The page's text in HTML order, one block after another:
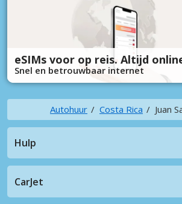
eSIMs voor op reis. Altijd
Snel en betrouwbaar internet
Autohuur Costa Rica Juan
Hulp
CarJet